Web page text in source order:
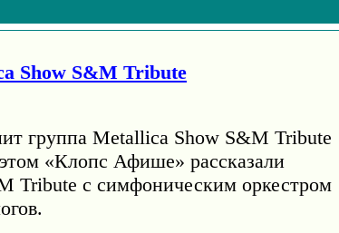
Show S&M Tribute
группа Metallica Show S&M Tribute
«Клопс Афише» рассказали
Tribute с симфоническим оркестром